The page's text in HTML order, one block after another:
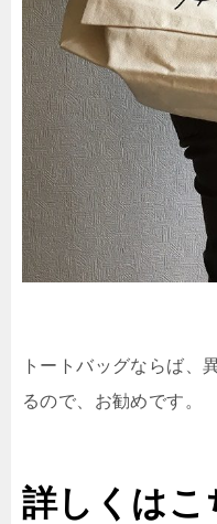
トートバッグならば、
るので、お勧めです。
詳しくはこ